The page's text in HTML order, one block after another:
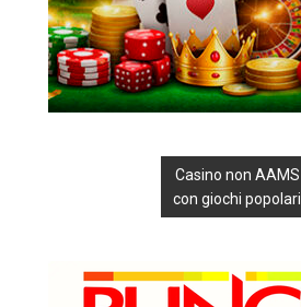
Casino non AAMS
con giochi popolari